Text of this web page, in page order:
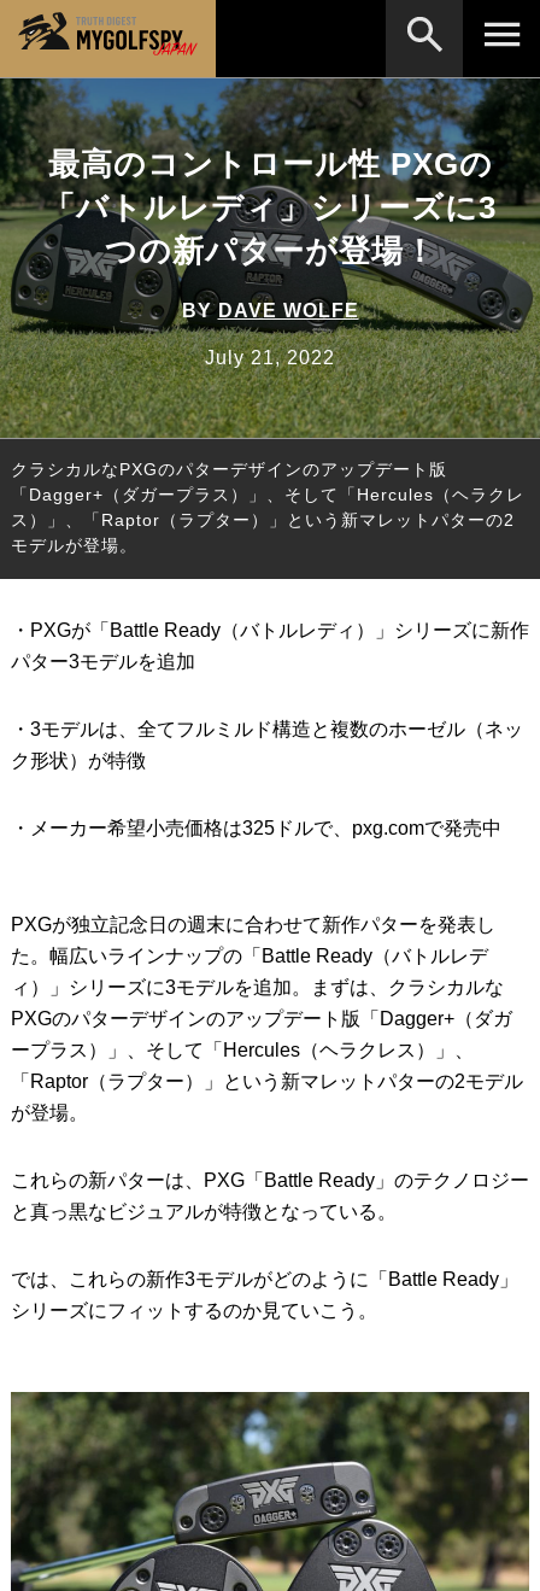
最高のコントロール性 PXGの
「バトルレディ」シリーズに3
つの新パターが登場！
BY DAVE WOLFE
July 21, 2022
クラシカルなPXGのパターデザインのアップデート版
「Dagger+（ダガープラス）」、そして「Hercules（ヘラクレ
ス）」、「Raptor（ラプター）」という新マレットパターの2
モデルが登場。
・PXGが「Battle Ready（バトルレディ）」シリーズに新作
パター3モデルを追加
・3モデルは、全てフルミルド構造と複数のホーゼル（ネッ
ク形状）が特徴
・メーカー希望小売価格は325ドルで、pxg.comで発売中
PXGが独立記念日の週末に合わせて新作パターを発表し
た。幅広いラインナップの「Battle Ready（バトルレデ
ィ）」シリーズに3モデルを追加。まずは、クラシカルな
PXGのパターデザインのアップデート版「Dagger+（ダガ
ープラス）」、そして「Hercules（ヘラクレス）」、
「Raptor（ラプター）」という新マレットパターの2モデル
が登場。
これらの新パターは、PXG「Battle Ready」のテクノロジー
と真っ黒なビジュアルが特徴となっている。
では、これらの新作3モデルがどのように「Battle Ready」
シリーズにフィットするのか見ていこう。
MOST WANTED テストランキング
NEW RELEASES 新製品情報
HOW TO ゴルフ上達・実践テクニック
LAB テスト・データ検証
Golf News ゴルフニュース
REVIEWS 製品レビュー
DRIVERS ドライバー
FAIRWAY WOODS フェアウェイウッド
HYBRIDS ハイブリッド
IRONS アイアン
WEDGES ウェッジ
OTHER その他
Our Team 私たちのチーム
ABOUT US MyGolfSpyJapanとは？
※メーカー名やクラブ名など、検索したい事柄を入
力してください。
検索